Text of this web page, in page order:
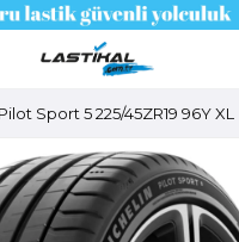
Sport 5 225/45ZR19 96Y XL